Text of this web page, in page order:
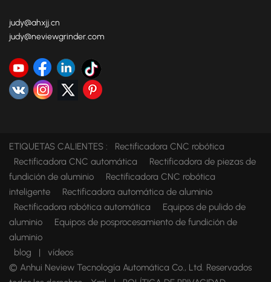
judy@ahxjj.cn
judy@neviewgrinder.com
ETIQUETAS CALIENTES :
Rectificadora CNC robótica
Rectificadora CNC automática
Rectificadora de piezas de
fundición de aluminio
Rectificadora CNC robótica
inteligente
Rectificadora automática de aluminio
Rectificadora robótica automática
Equipos de pulido de
aluminio
Equipos de posprocesamiento de fundición de
aluminio
blog
|
vídeos
© Anhui Neview Tecnología Automática Co., Ltd. Reservados